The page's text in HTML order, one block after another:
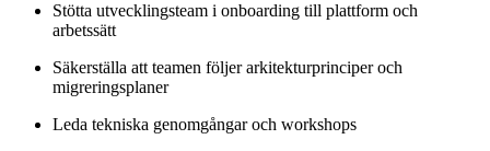
Stötta utvecklingsteam i onboarding till plattform och
arbetssätt
Säkerställa att teamen följer arkitekturprinciper och
migreringsplaner
Leda tekniska genomgångar och workshops